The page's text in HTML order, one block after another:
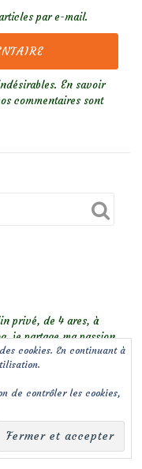
par e-mail.
En savoir
commentaires sont
privé, de 4 ares, à
je partage ma passion
la biodiversité
coeur et la petite
jardins,...
Malorie
cookies. En continuant à
de contrôler les cookies,